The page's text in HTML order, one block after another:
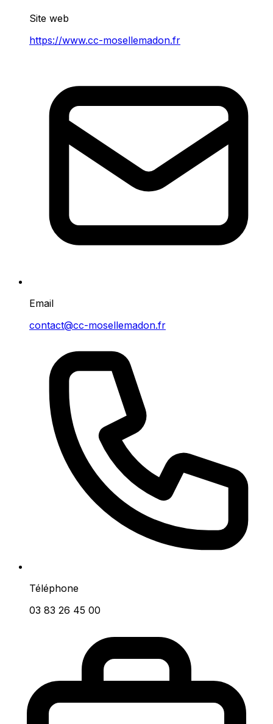
Site web
https://www.cc-mosellemadon.fr
Email
contact@cc-mosellemadon.fr
Téléphone
03 83 26 45 00